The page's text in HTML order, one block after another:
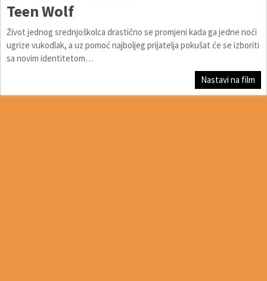
Teen Wolf
Život jednog srednjoškolca drastično se promjeni kada ga jedne noći
ugrize vukodlak, a uz pomoć najboljeg prijatelja pokušat će se izboriti
sa novim identitetom…
Nastavi na film